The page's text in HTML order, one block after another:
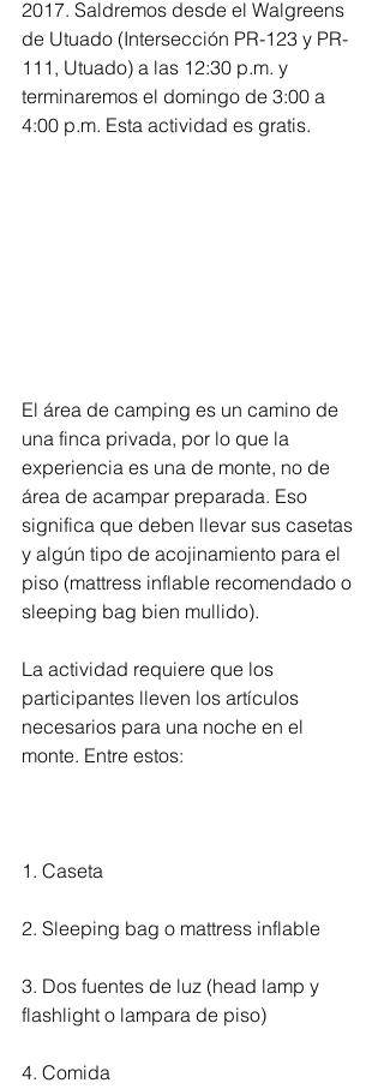
2017. Saldremos desde el Walgreens
de Utuado (Intersección PR-123 y PR-
111, Utuado) a las 12:30 p.m. y
terminaremos el domingo de 3:00 a
4:00 p.m. Esta actividad es gratis.
El área de camping es un camino de
una finca privada, por lo que la
experiencia es una de monte, no de
área de acampar preparada. Eso
significa que deben llevar sus casetas
y algún tipo de acojinamiento para el
piso (mattress inflable recomendado o
sleeping bag bien mullido).
La actividad requiere que los
participantes lleven los artículos
necesarios para una noche en el
monte. Entre estos:
1. Caseta
2. Sleeping bag o mattress inflable
3. Dos fuentes de luz (head lamp y
flashlight o lampara de piso)
4. Comida